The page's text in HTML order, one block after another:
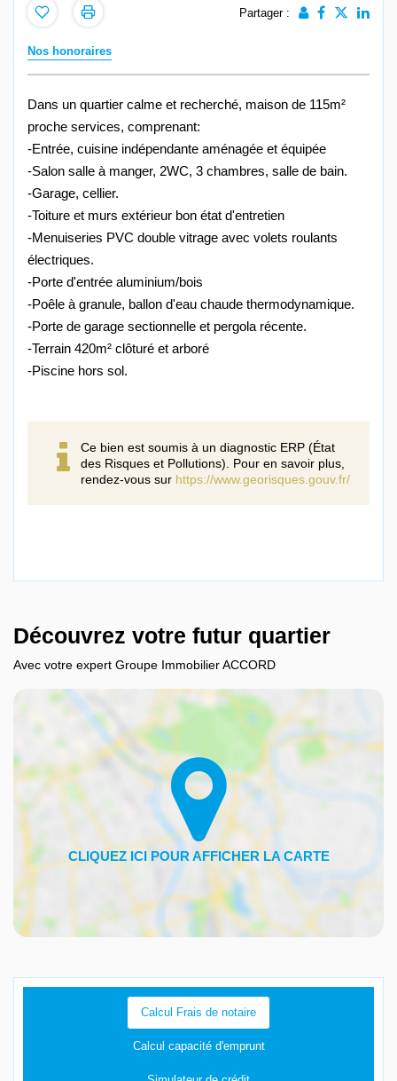
Partager :
Nos honoraires
Dans un quartier calme et recherché, maison de 115m²
proche services, comprenant:
-Entrée, cuisine indépendante aménagée et équipée
-Salon salle à manger, 2WC, 3 chambres, salle de bain.
-Garage, cellier.
-Toiture et murs extérieur bon état d'entretien
-Menuiseries PVC double vitrage avec volets roulants
électriques.
-Porte d'entrée aluminium/bois
-Poêle à granule, ballon d'eau chaude thermodynamique.
-Porte de garage sectionnelle et pergola récente.
-Terrain 420m² clôturé et arboré
-Piscine hors sol.
Ce bien est soumis à un diagnostic ERP (État
des Risques et Pollutions). Pour en savoir plus,
rendez-vous sur https://www.georisques.gouv.fr/
Découvrez votre futur quartier
Avec votre expert Groupe Immobilier ACCORD
Calcul Frais de notaire
Calcul capacité d'emprunt